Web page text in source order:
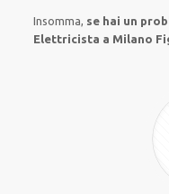
Insomma, se hai un
Elettricista a Milano